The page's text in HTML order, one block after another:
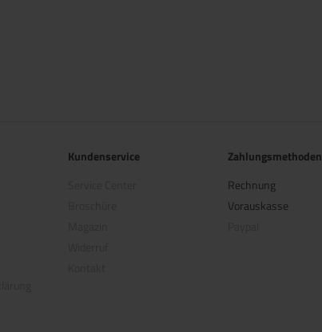
Kundenservice
Zahlungsmethoden
Rechnung
Vorauskasse